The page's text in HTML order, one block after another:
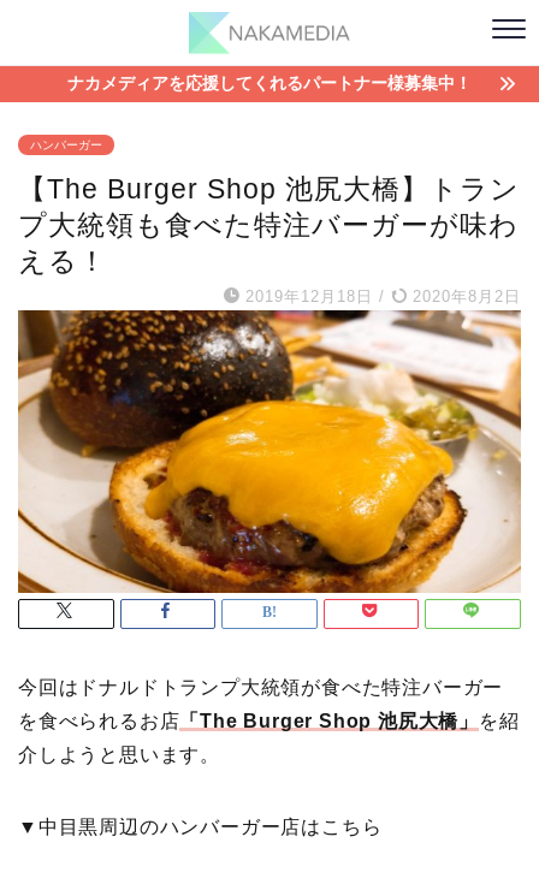
ナカメディアを応援してくれるパートナー様募集中！
ハンバーガー
【The Burger Shop 池尻大橋】トラン
プ大統領も食べた特注バーガーが味わ
える！
2019年12月18日 / 2020年8月2日
今回はドナルドトランプ大統領が食べた特注バーガー
を食べられるお店 「The Burger Shop 池尻大橋」
を紹
介しようと思います。
▼中目黒周辺のハンバーガー店はこちら